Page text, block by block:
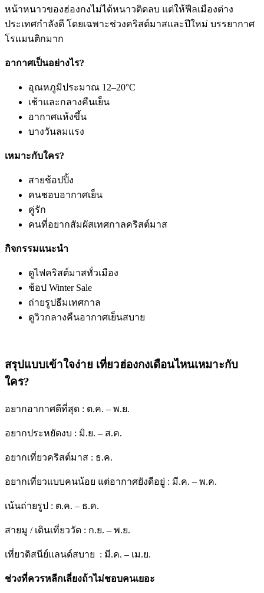
หน้าหนาวของฮ่องกงไม่ได้หนาวติดลบ แต่ให้ฟีลเมืองต่าง
ประเทศกำลังดี โดยเฉพาะช่วงคริสต์มาสและปีใหม่ บรรยากาศ
โรแมนติกมาก
อากาศเป็นอย่างไร?
อุณหภูมิประมาณ 12–20°C
เช้าและกลางคืนเย็น
อากาศแห้งขึ้น
บางวันลมแรง
เหมาะกับใคร?
สายช้อปปิ้ง
คนชอบอากาศเย็น
คู่รัก
คนที่อยากสัมผัสเทศกาลคริสต์มาส
กิจกรรมแนะนำ
ดูไฟคริสต์มาสทั่วเมือง
ช้อป Winter Sale
ถ่ายรูปธีมเทศกาล
ดูวิวกลางคืนอากาศเย็นสบาย
สรุปแบบเข้าใจง่าย เที่ยวฮ่องกงเดือนไหนเหมาะกับ
ใคร?
อยากอากาศดีที่สุด : ต.ค. – พ.ย.
อยากประหยัดงบ : มิ.ย. – ส.ค.
อยากเที่ยวคริสต์มาส : ธ.ค.
อยากเที่ยวแบบคนน้อย แต่อากาศยังดีอยู่ : มี.ค. – พ.ค.
เน้นถ่ายรูป : ต.ค. – ธ.ค.
สายมู / เดินเที่ยววัด : ก.ย. – พ.ย.
เที่ยวดิสนีย์แลนด์สบาย : มี.ค. – เม.ย.
ช่วงที่ควรหลีกเลี่ยงถ้าไม่ชอบคนเยอะ